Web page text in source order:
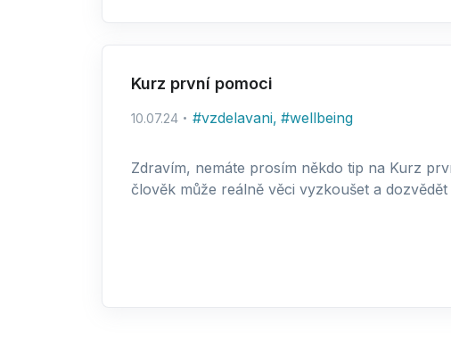
Kurz první pomoci
10.07.24 #vzdelavani, #wellbeing
Zdravím, nemáte prosím někdo tip na Kurz
člověk může reálně věci vyzkoušet a